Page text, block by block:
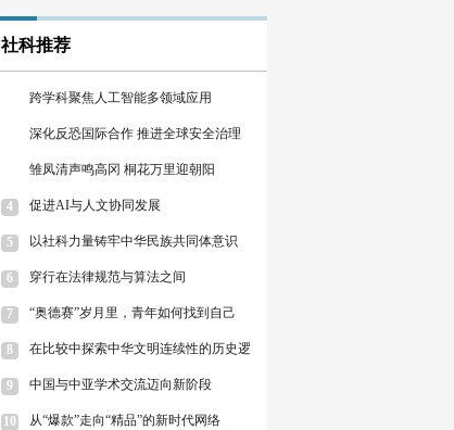
社科推荐
跨学科聚焦人工智能多领域应用
深化反恐国际合作 推进全球安全治理
雏凤清声鸣高冈 桐花万里迎朝阳
4 促进AI与人文协同发展
5 以社科力量铸牢中华民族共同体意识
6 穿行在法律规范与算法之间
7 “奥德赛”岁月里，青年如何找到自己
8 在比较中探索中华文明连续性的历史逻
9 中国与中亚学术交流迈向新阶段
10 从“爆款”走向“精品”的新时代网络